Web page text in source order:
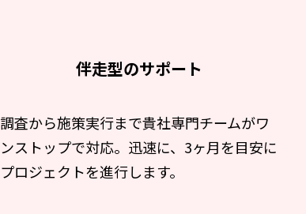
伴走型のサポート
調査から施策実行まで貴社専門チームがワ
ンストップで対応。迅速に、3ヶ月を目安に
プロジェクトを進行します。